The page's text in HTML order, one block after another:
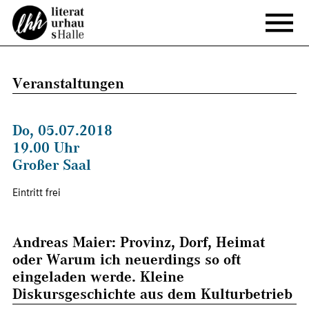
Veranstaltungen
Do, 05.07.2018
19.00 Uhr
Großer Saal
Eintritt frei
Andreas Maier: Provinz, Dorf, Heimat
oder Warum ich neuerdings so oft
eingeladen werde. Kleine
Diskursgeschichte aus dem Kulturbetrieb